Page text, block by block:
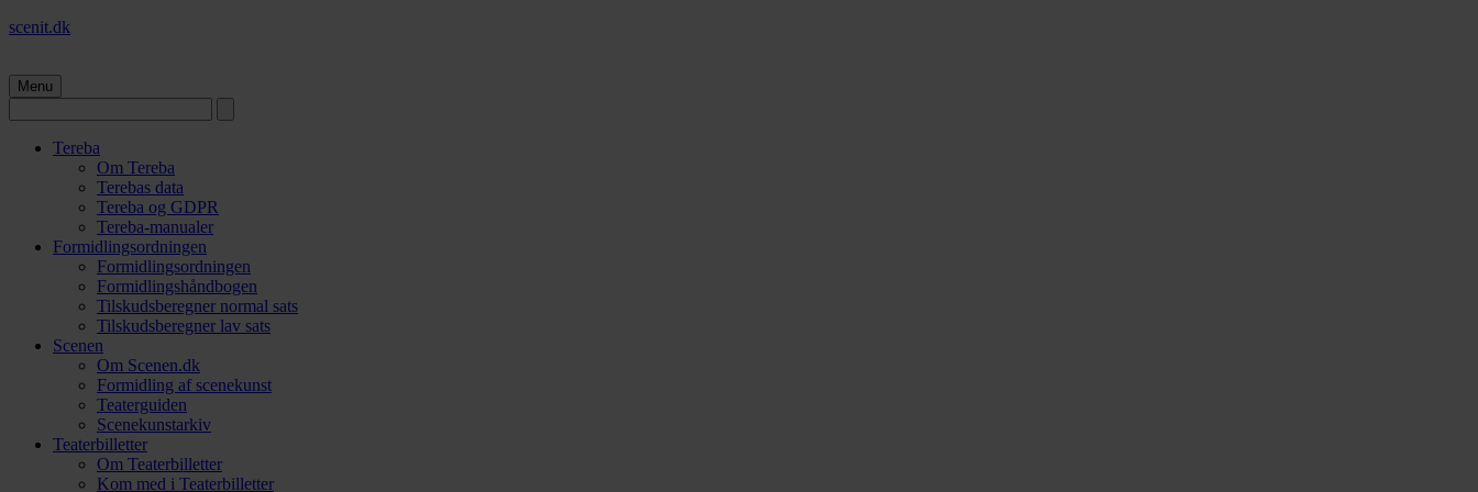
scenit.dk
Menu
Tereba
Om Tereba
Terebas data
Tereba og GDPR
Tereba-manualer
Formidlingsordningen
Formidlingsordningen
Formidlingshåndbogen
Tilskudsberegner normal sats
Tilskudsberegner lav sats
Scenen
Om Scenen.dk
Formidling af scenekunst
Teaterguiden
Scenekunstarkiv
Teaterbilletter
Om Teaterbilletter
Kom med i Teaterbilletter